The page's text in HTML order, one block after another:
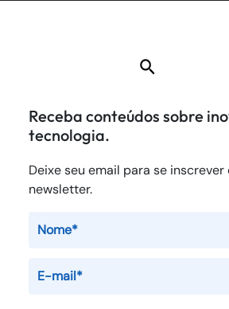
Receba conteúdos sobre
tecnologia.
Deixe seu email para se inscrever
newsletter.